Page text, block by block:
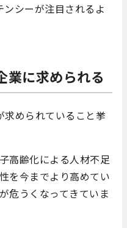
シーが注目されるよ
業に求められる
求められていること挙
高齢化による人材不足
を今までより高めてい
危うくなってきていま